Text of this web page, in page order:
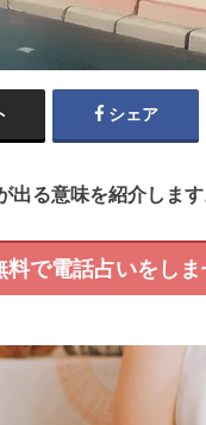
シェア
出る意味を紹介します
料で電話占いをしま